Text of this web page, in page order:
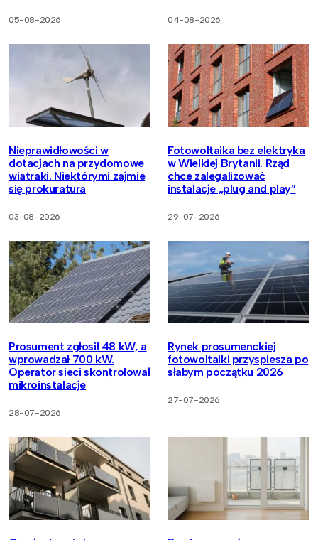
05-08-2026 04-08-2026
Nieprawidłowości w
dotacjach na przydomowe
wiatraki. Niektórymi zajmie
się prokuratura
03-08-2026
Fotowoltaika bez elektryka
w Wielkiej Brytanii. Rząd
chce zalegalizować
instalacje „plug and play”
29-07-2026
Prosument zgłosił 48 kW, a
wprowadzał 700 kW.
Operator sieci skontrolował
mikroinstalacje
28-07-2026
Rynek prosumenckiej
fotowoltaiki przyspiesza po
słabym początku 2026
27-07-2026